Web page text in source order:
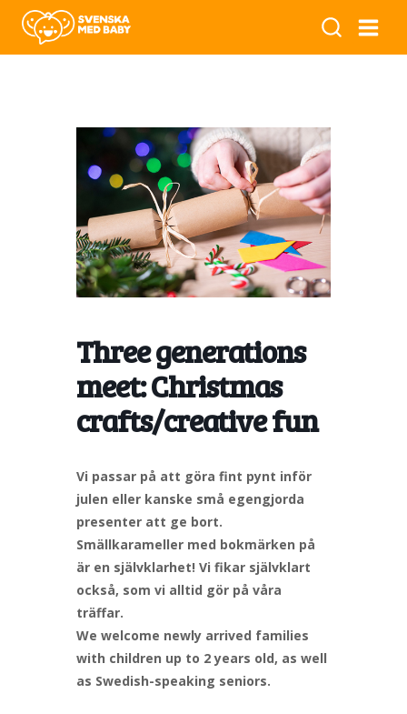
Three generations
meet: Christmas
crafts/creative fun
Vi passar på att göra fint pynt inför
julen eller kanske små egengjorda
presenter att ge bort.
Smällkarameller med bokmärken på
är en självklarhet! Vi fikar självklart
också, som vi alltid gör på våra
träffar.
We welcome newly arrived families
with children up to 2 years old, as well
as Swedish-speaking seniors.